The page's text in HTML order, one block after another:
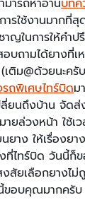
ารถหาอ่านบทค
รใช้งานมากที่สุ
ญในการให้คำ
บถามได้ยางที่
ติม@ด้วยนะครั
รถพิเศษไทร์บิดม
ลี่ยนถึงบ้าน จัด
ยล่วงหน้า ใช้เ
ยาง ให้เรื่องย
ที่ไทร์บิด วันนี้
สัยเลือกยางไม่
ขอบคุณมากครับ